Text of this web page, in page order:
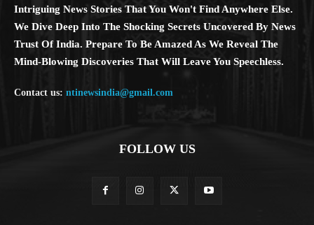
Intriguing News Stories That You Won't Find Anywhere Else.
We Dive Deep Into The Shocking Secrets Uncovered By News
Trust Of India. Prepare To Be Amazed As We Reveal The
Mind-Blowing Discoveries That Will Leave You Speechless.
Contact us: ntinewsindia@gmail.com
FOLLOW US